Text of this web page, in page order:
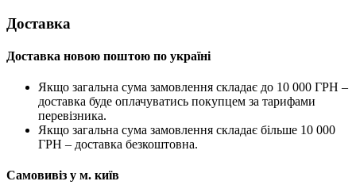
Доставка
Доставка новою поштою по україні
Якщо загальна сума замовлення складає до 10 000 ГРН –
доставка буде оплачуватись покупцем за тарифами
перевізника.
Якщо загальна сума замовлення складає більше 10 000
ГРН – доставка безкоштовна.
Самовивіз у м. київ